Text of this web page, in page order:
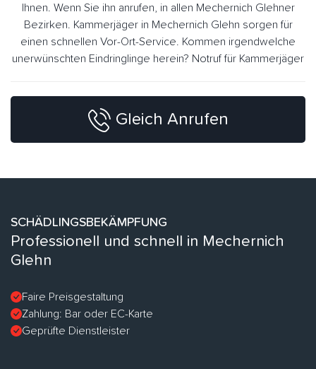
Ihnen. Wenn Sie ihn anrufen, in allen Mechernich Glehner
Bezirken. Kammerjäger in Mechernich Glehn sorgen für
einen schnellen Vor-Ort-Service. Kommen irgendwelche
unerwünschten Eindringlinge herein? Notruf für Kammerjäger
Gleich Anrufen
SCHÄDLINGSBEKÄMPFUNG
Professionell und schnell in Mechernich
Glehn
Faire Preisgestaltung
Zahlung: Bar oder EC-Karte
Geprüfte Dienstleister